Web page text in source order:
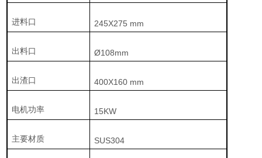
进料口 245X275 mm
出料口 Ø108mm
出渣口 400X160 mm
电机功率 15KW
主要材质 SUS304